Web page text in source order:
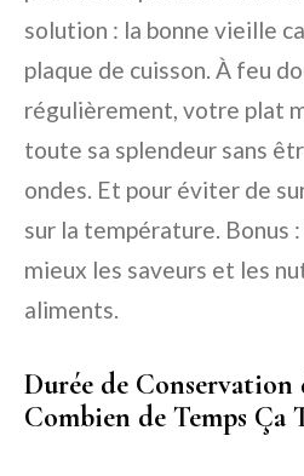
solution : la bonne vieille
plaque de cuisson. À feu
régulièrement, votre plat
toute sa splendeur sans
ondes. Et pour éviter de
sur la température. Bonus
mieux les saveurs et les
aliments.
Durée de Conservation
Combien de Temps